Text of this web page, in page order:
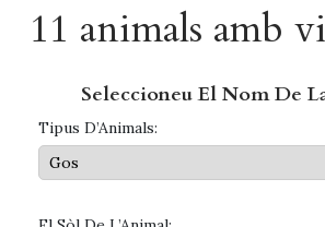
11 animals amb
Seleccioneu El Nom De
Tipus D’Animals: